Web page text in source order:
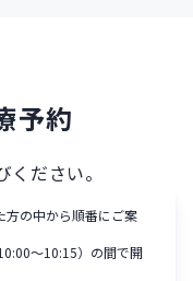
予約
ださい。
方の中から順番にご案
〜10:15）の間で開